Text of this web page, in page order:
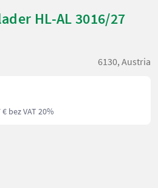
HL-AL 3016/27
6130, Austria
bez VAT 20%